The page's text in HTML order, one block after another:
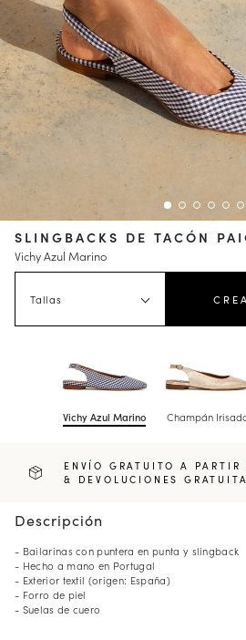
SLINGBACKS DE TACÓN
Vichy Azul Marino
Tallas
Vichy Azul Marino Champán
ENVÍO GRATUITO A
& DEVOLUCIONES
Descripción
- Bailarinas con puntera en punta y slingback
- Hecho a mano en Portugal
- Exterior textil (origen: España)
- Forro de piel
- Suelas de cuero